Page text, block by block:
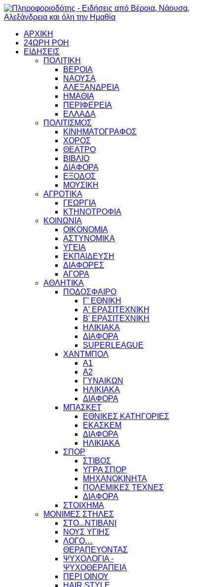
ΑΡΧΙΚΗ
24ΩΡΗ ΡΟΗ
ΕΙΔΗΣΕΙΣ
ΠΟΛΙΤΙΚΗ
ΒΕΡΟΙΑ
ΝΑΟΥΣΑ
ΑΛΕΞΑΝΔΡΕΙΑ
ΗΜΑΘΙΑ
ΠΕΡΙΦΕΡΕΙΑ
ΕΛΛΑΔΑ
ΠΟΛΙΤΙΣΜΟΣ
ΚΙΝΗΜΑΤΟΓΡΑΦΟΣ
ΧΟΡΟΣ
ΘΕΑΤΡΟ
ΒΙΒΛΙΟ
ΔΙΑΦΟΡΑ
ΕΞΟΔΟΣ
ΜΟΥΣΙΚΗ
ΑΓΡΟΤΙΚΑ
ΓΕΩΡΓΙΑ
ΚΤΗΝΟΤΡΟΦΙΑ
ΚΟΙΝΩΝΙΑ
ΟΙΚΟΝΟΜΙΑ
ΑΣΤΥΝΟΜΙΚΑ
ΥΓΕΙΑ
ΕΚΠΑΙΔΕΥΣΗ
ΔΙΑΦΟΡΕΣ
ΑΓΟΡΑ
ΑΘΛΗΤΙΚΑ
ΠΟΔΟΣΦΑΙΡΟ
Γ' ΕΘΝΙΚΗ
Α' ΕΡΑΣΙΤΕΧΝΙΚΗ
Β' ΕΡΑΣΙΤΕΧΝΙΚΗ
ΗΛΙΚΙΑΚΑ
ΔΙΑΦΟΡΑ
SUPERLEAGUE
ΧΑΝΤΜΠΟΛ
Α1
Α2
ΓΥΝΑΙΚΩΝ
ΗΛΙΚΙΑΚΑ
ΔΙΑΦΟΡΑ
ΜΠΑΣΚΕΤ
ΕΘΝΙΚΕΣ ΚΑΤΗΓΟΡΙΕΣ
ΕΚΑΣΚΕΜ
ΔΙΑΦΟΡΑ
ΗΛΙΚΙΑΚΑ
ΣΠΟΡ
ΣΤΙΒΟΣ
ΥΓΡΑ ΣΠΟΡ
ΜΗΧΑΝΟΚΙΝΗΤΑ
ΠΟΛΕΜΙΚΕΣ ΤΕΧΝΕΣ
ΔΙΑΦΟΡΑ
ΣΤΟΙΧΗΜΑ
ΜΟΝΙΜΕΣ ΣΤΗΛΕΣ
ΣΤΟ...ΝΤΙΒΑΝΙ
ΝΟΥΣ ΥΓΙΗΣ
ΛΟΓΟ…
ΘΕΡΑΠΕΥΟΝΤΑΣ
ΨΥΧΟΛΟΓΙΑ -
ΨΥΧΟΘΕΡΑΠΕΙΑ
ΠΕΡΙ ΟΙΝΟΥ
HAIR STYLE